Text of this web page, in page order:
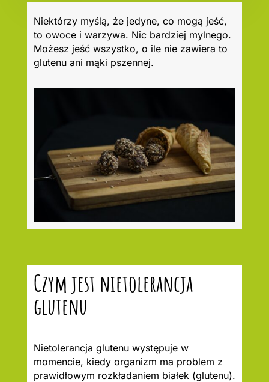
Niektórzy myślą, że jedyne, co mogą jeść,
to owoce i warzywa. Nic bardziej mylnego.
Możesz jeść wszystko, o ile nie zawiera to
glutenu ani mąki pszennej.
Czym jest nietolerancja
glutenu
Nietolerancja glutenu występuje w
momencie, kiedy organizm ma problem z
prawidłowym rozkładaniem białek (glutenu).